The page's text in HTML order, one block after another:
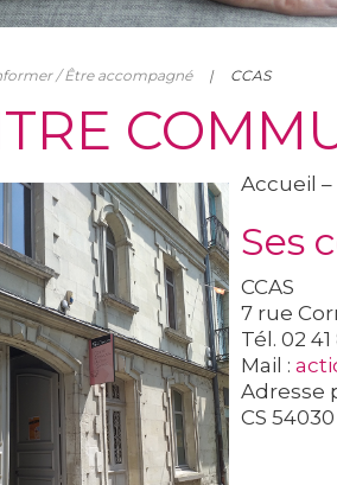
/ Être accompagné CCAS
Accueil
Ses
CCAS
7 rue
Tél. 02 41
Mail :
Adresse
CS